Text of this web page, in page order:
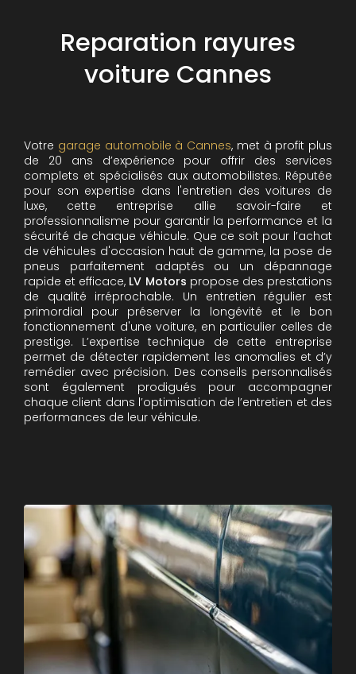
Reparation rayures
voiture Cannes
Votre garage automobile à Cannes, met à profit plus
de 20 ans d’expérience pour offrir des services
complets et spécialisés aux automobilistes. Réputée
pour son expertise dans l'entretien des voitures de
luxe, cette entreprise allie savoir-faire et
professionnalisme pour garantir la performance et la
sécurité de chaque véhicule. Que ce soit pour l’achat
de véhicules d'occasion haut de gamme, la pose de
pneus parfaitement adaptés ou un dépannage
rapide et efficace, LV Motors propose des prestations
de qualité irréprochable. Un entretien régulier est
primordial pour préserver la longévité et le bon
fonctionnement d'une voiture, en particulier celles de
prestige. L’expertise technique de cette entreprise
permet de détecter rapidement les anomalies et d’y
remédier avec précision. Des conseils personnalisés
sont également prodigués pour accompagner
chaque client dans l’optimisation de l’entretien et des
performances de leur véhicule.